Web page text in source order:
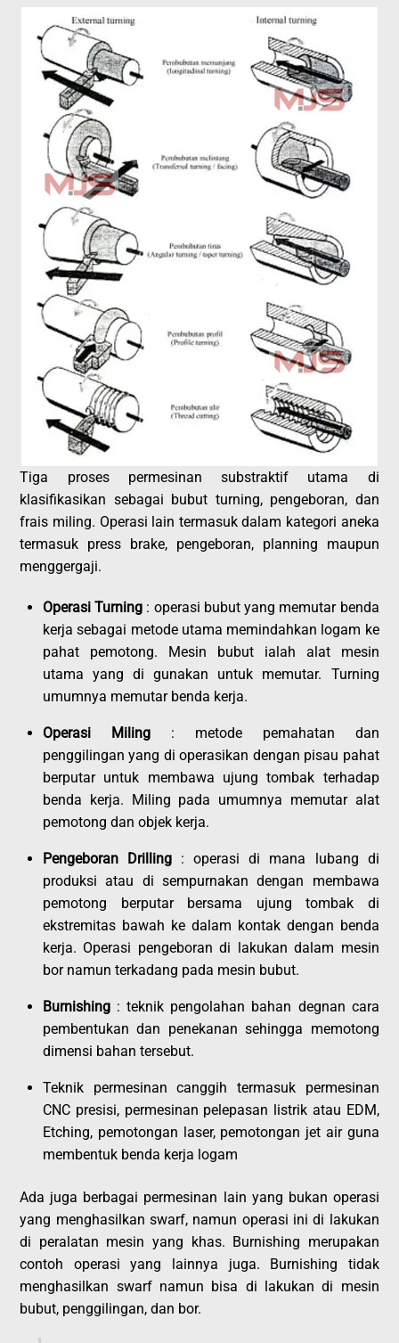
Tiga proses permesinan substraktif utama di
klasifikasikan sebagai bubut turning, pengeboran, dan
frais miling. Operasi lain termasuk dalam kategori aneka
termasuk press brake, pengeboran, planning maupun
menggergaji.
Operasi Turning : operasi bubut yang memutar benda
kerja sebagai metode utama memindahkan logam ke
pahat pemotong. Mesin bubut ialah alat mesin
utama yang di gunakan untuk memutar. Turning
umumnya memutar benda kerja.
Operasi Miling: metode pemahatan dan
penggilingan yang di operasikan dengan pisau pahat
berputar untuk membawa ujung tombak terhadap
benda kerja. Miling pada umumnya memutar alat
pemotong dan objek kerja.
Pengeboran Drilling : operasi di mana lubang di
produksi atau di sempurnakan dengan membawa
pemotong berputar bersama ujung tombak di
ekstremitas bawah ke dalam kontak dengan benda
kerja. Operasi pengeboran di lakukan dalam mesin
bor namun terkadang pada mesin bubut.
Burnishing : teknik pengolahan bahan degnan cara
pembentukan dan penekanan sehingga memotong
dimensi bahan tersebut.
Teknik permesinan canggih termasuk permesinan
CNC presisi, permesinan pelepasan listrik atau EDM,
Etching, pemotongan laser, pemotongan jet air guna
membentuk benda kerja logam
Ada juga berbagai permesinan lain yang bukan operasi
yang menghasilkan swarf, namun operasi ini di lakukan
di peralatan mesin yang khas. Burnishing merupakan
contoh operasi yang lainnya juga. Burnishing tidak
menghasilkan swarf namun bisa di lakukan di mesin
bubut, penggilingan, dan bor.